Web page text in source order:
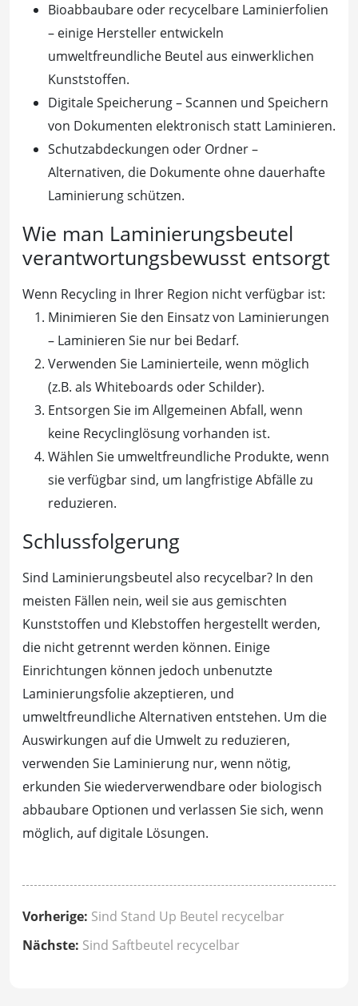
Bioabbaubare oder recycelbare Laminierfolien
– einige Hersteller entwickeln
umweltfreundliche Beutel aus einwerklichen
Kunststoffen.
Digitale Speicherung – Scannen und Speichern
von Dokumenten elektronisch statt Laminieren.
Schutzabdeckungen oder Ordner –
Alternativen, die Dokumente ohne dauerhafte
Laminierung schützen.
Wie man Laminierungsbeutel
verantwortungsbewusst entsorgt
Wenn Recycling in Ihrer Region nicht verfügbar ist:
Minimieren Sie den Einsatz von Laminierungen
– Laminieren Sie nur bei Bedarf.
Verwenden Sie Laminierteile, wenn möglich
(z.B. als Whiteboards oder Schilder).
Entsorgen Sie im Allgemeinen Abfall, wenn
keine Recyclinglösung vorhanden ist.
Wählen Sie umweltfreundliche Produkte, wenn
sie verfügbar sind, um langfristige Abfälle zu
reduzieren.
Schlussfolgerung
Sind Laminierungsbeutel also recycelbar? In den
meisten Fällen nein, weil sie aus gemischten
Kunststoffen und Klebstoffen hergestellt werden,
die nicht getrennt werden können. Einige
Einrichtungen können jedoch unbenutzte
Laminierungsfolie akzeptieren, und
umweltfreundliche Alternativen entstehen. Um die
Auswirkungen auf die Umwelt zu reduzieren,
verwenden Sie Laminierung nur, wenn nötig,
erkunden Sie wiederverwendbare oder biologisch
abbaubare Optionen und verlassen Sie sich, wenn
möglich, auf digitale Lösungen.
Vorherige: Sind Stand Up Beutel recycelbar
Nächste: Sind Saftbeutel recycelbar